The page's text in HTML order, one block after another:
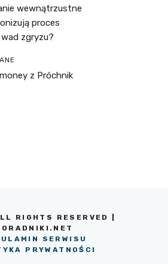
wewnątrzustne
proces
zgryzu?
z Próchnik
RIGHTS RESERVED |
SERWISU
PRYWATNOŚCI